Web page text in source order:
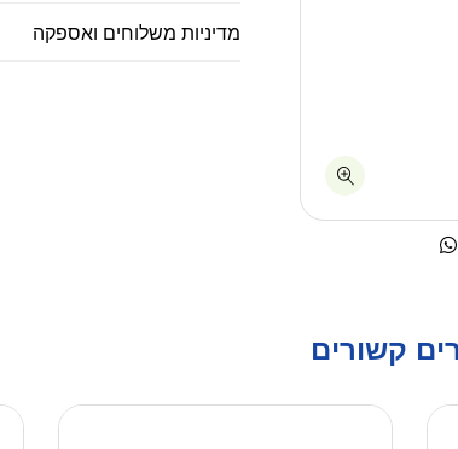
מדיניות משלוחים ואספקה
קשורים